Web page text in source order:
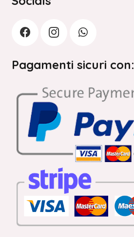
Pagamenti sicuri con: